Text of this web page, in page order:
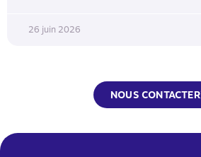
26 juin 2026
NOUS CONTACTER